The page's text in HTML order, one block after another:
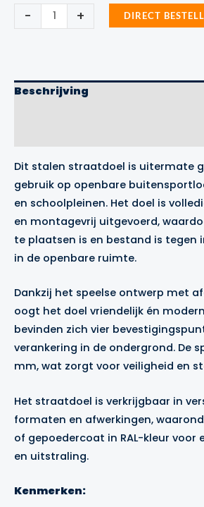
-
Stalen
straatdoel
aantal
+ DIRECT
Beschrijving
Dit stalen straatdoel is uitermate
gebruik op openbare
en schoolpleinen. Het doel is
en montagevrij uitgevoerd,
te plaatsen is en bestand is tegen
in de openbare ruimte.
Dankzij het speelse ontwerp met
oogt het doel vriendelijk én
bevinden zich vier
verankering in de ondergrond. De
mm, wat zorgt voor veiligheid en
Het straatdoel is verkrijgbaar in
formaten en afwerkingen,
of gepoedercoat in RAL-kleur voor
en uitstraling.
Kenmerken: